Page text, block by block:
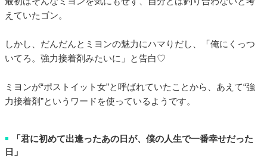
えていたゴン。
しかし、だんだんとミヨンの魅力にハマりだし、「俺にくっつ
いてろ。強力接着剤みたいに」と告白♡
ミヨンが“ポストイット女”と呼ばれていたことから、あえて“強
力接着剤”というワードを使っているようです。
■
「君に初めて出逢ったあの日が、僕の人生で一番幸せだった
日」